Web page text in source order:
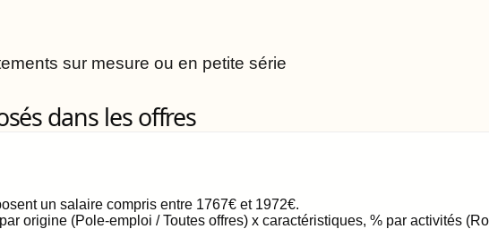
sur mesure ou en petite série
dans les offres
un salaire compris entre 1767€et 1972€.
origine (Pole-emploi / Toutes offres) x caractéristiques, % par activités